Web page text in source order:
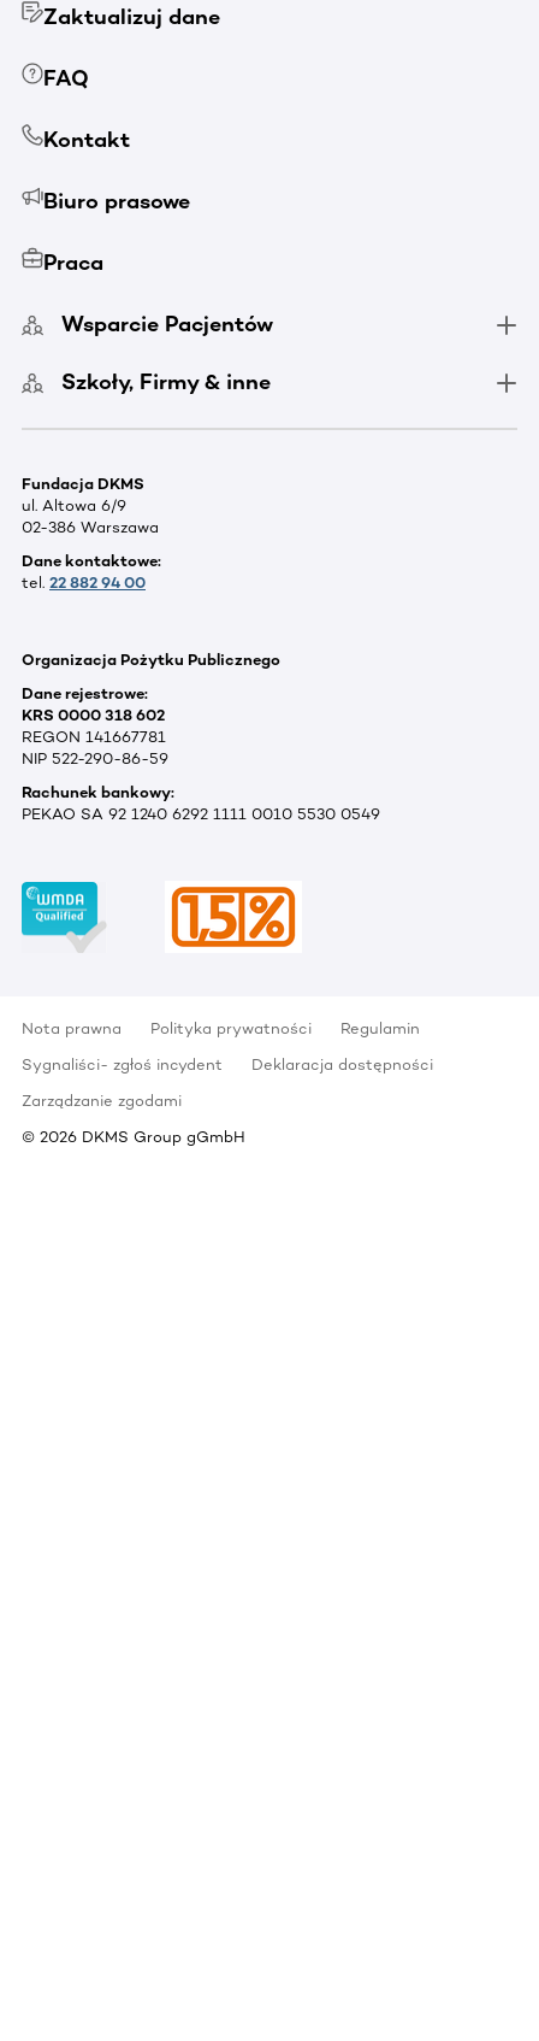
Zaktualizuj dane
FAQ
Kontakt
Biuro prasowe
Praca
Wsparcie Pacjentów
Szkoły, Firmy & inne
Fundacja DKMS
ul. Altowa 6/9
02-386 Warszawa
Dane kontaktowe:
tel. 22 882 94 00
Organizacja Pożytku Publicznego
Dane rejestrowe:
KRS 0000 318 602
REGON 141667781
NIP 522-290-86-59
Rachunek bankowy:
PEKAO SA 92 1240 6292 1111 0010 5530 0549
Nota prawna Polityka prywatności
Regulamin
Sygnaliści- zgłoś incydent
Deklaracja dostępności
Zarządzanie zgodami
© 2026 DKMS Group gGmbH